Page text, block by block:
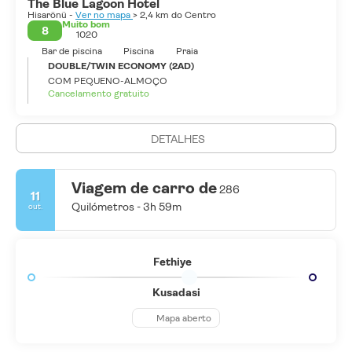
The Blue Lagoon Hotel
Hisarönü - Ver no mapa > 2,4 km do Centro
8
Muito bom
1020
Bar de piscina
Piscina
Praia
DOUBLE/TWIN ECONOMY (2AD)
COM PEQUENO-ALMOÇO
Cancelamento gratuito
DETALHES
11
out.
Viagem de carro de286
Quilómetros - 3h 59m
Fethiye
Kusadasi
Mapa aberto